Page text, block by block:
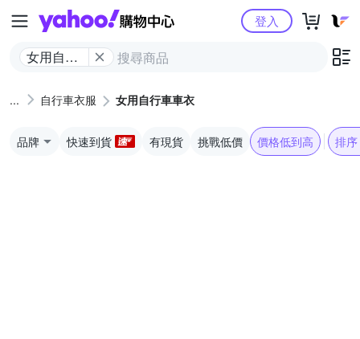
Yahoo購物中心
女用自行
登入
自行車衣服 女用自行車車衣
品牌 快速到貨 有現貨 挑戰低價 價格低到高 排序